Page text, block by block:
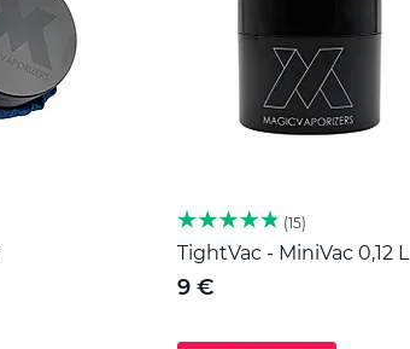
15
TightVac - MiniVac 0,12 L
9 €